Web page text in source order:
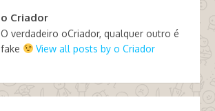
o Criador
O verdadeiro oCriador, qualquer outro é
fake
View all posts by o Criador